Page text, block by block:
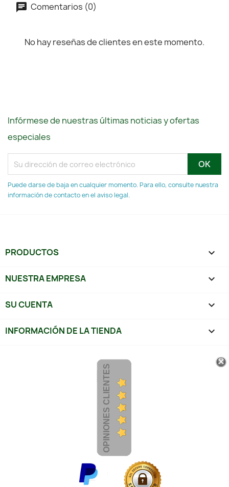
Comentarios (0)
No hay reseñas de clientes en este momento.
Infórmese de nuestras últimas noticias y ofertas
especiales
Puede darse de baja en cualquier momento. Para ello, consulte nuestra
información de contacto en el aviso legal.
PRODUCTOS 
NUESTRA EMPRESA 
SU CUENTA 
INFORMACIÓN DE LA TIENDA keyboard_arrow_down
OPINIONES CLIENTES